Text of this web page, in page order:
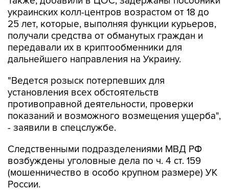
украинских колл-центров возрастом от 18 до
25 лет, которые, выполняя функции курьеров,
получали средства от обманутых граждан и
передавали их в криптообменники для
дальнейшего направления на Украину.
"Ведется розыск потерпевших для
установления всех обстоятельств
противоправной деятельности, проверки
показаний и возможного возмещения ущерба",
- заявили в спецслужбе.
Следственными подразделениями МВД РФ
возбуждены уголовные дела по ч. 4 ст. 159
(мошенничество в особо крупном размере) УК
России.